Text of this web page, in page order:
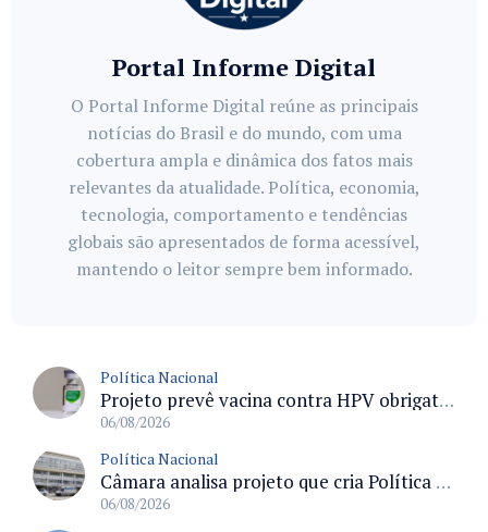
Portal Informe Digital
O Portal Informe Digital reúne as principais
notícias do Brasil e do mundo, com uma
cobertura ampla e dinâmica dos fatos mais
relevantes da atualidade. Política, economia,
tecnologia, comportamento e tendências
globais são apresentados de forma acessível,
mantendo o leitor sempre bem informado.
Política Nacional
Projeto prevê vacina contra HPV obrigatória e testes moleculares para rastreamento do câncer do colo do útero
06/08/2026
Política Nacional
Câmara analisa projeto que cria Política Nacional de Qualificação e Valorização da Preceptoria na Residência Médica
06/08/2026